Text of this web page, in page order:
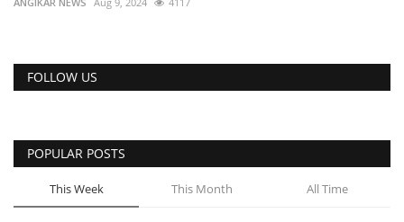
ଜାତୀୟ ଖବର
ସ୍ୱାସ୍ଥ୍ୟ ହିଁ ସମ୍ପଦ
ବେପାର ବଣିଜ
FOLLOW US
POPULAR POSTS
This Week This Month All Time